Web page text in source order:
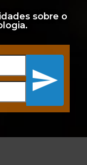
sobre o
Inscreva-se